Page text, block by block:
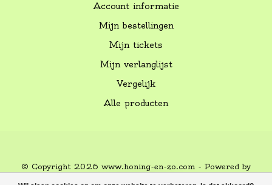
Account informatie
Mijn bestellingen
Mijn tickets
Mijn verlanglijst
Vergelijk
Alle producten
© Copyright 2026 www.honing-en-zo.com - Powered by
Lightspeed-Lightspeed designbyDyvelopment